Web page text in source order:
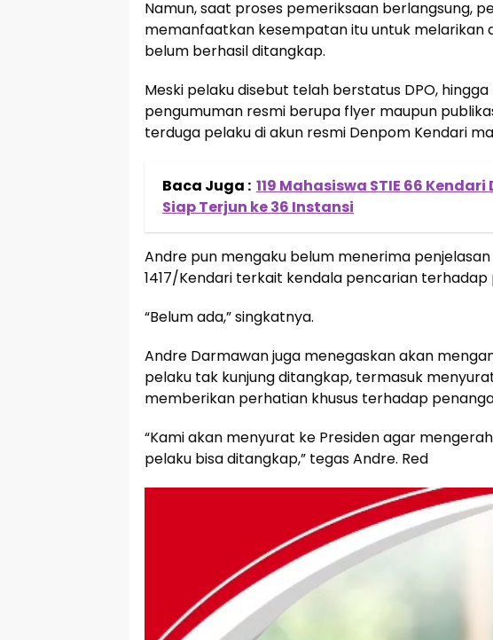
Namun, saat proses pemeriksaan berlangsung,
memanfaatkan kesempatan itu untuk melarikan
belum berhasil ditangkap.
Meski pelaku disebut telah berstatus DPO,
pengumuman resmi berupa flyer maupun
terduga pelaku di akun resmi Denpom Kendari
Baca Juga : 119 Mahasiswa STIE 66
Siap Terjun ke 36 Instansi
Andre pun mengaku belum menerima
1417/Kendari terkait kendala pencarian terhadap
“Belum ada,” singkatnya.
Andre Darmawan juga menegaskan akan
pelaku tak kunjung ditangkap, termasuk
memberikan perhatian khusus terhadap
“Kami akan menyurat ke Presiden agar
pelaku bisa ditangkap,” tegas Andre. Red